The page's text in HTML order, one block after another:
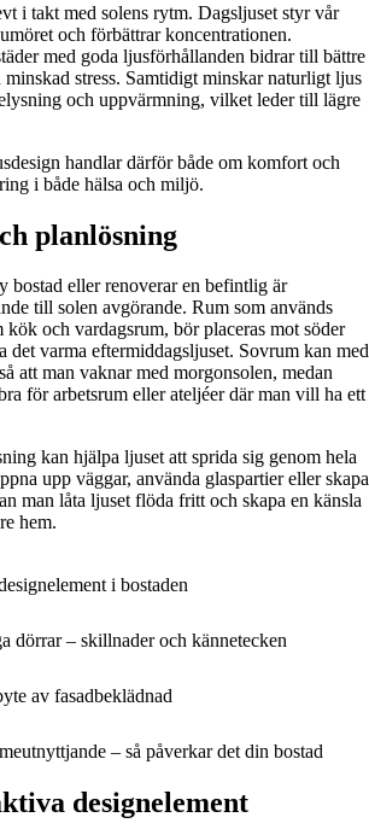
i takt med solens rytm. Dagsljuset styr vår
och förbättrar koncentrationen.
med goda ljusförhållanden bidrar till bättre
stress. Samtidigt minskar naturligt ljus
och uppvärmning, vilket leder till lägre
handlar därför både om komfort och
i både hälsa och miljö.
planlösning
bostad eller renoverar en befintlig är
till solen avgörande. Rum som används
kök och vardagsrum, bör placeras mot söder
det varma eftermiddagsljuset. Sovrum kan med
att man vaknar med morgonsolen, medan
för arbetsrum eller ateljéer där man vill ha ett
kan hjälpa ljuset att sprida sig genom hela
upp väggar, använda glaspartier eller skapa
man låta ljuset flöda fritt och skapa en känsla
hem.
i bostaden
dörrar – skillnader och kännetecken
av fasadbeklädnad
– så påverkar det din bostad
designelement